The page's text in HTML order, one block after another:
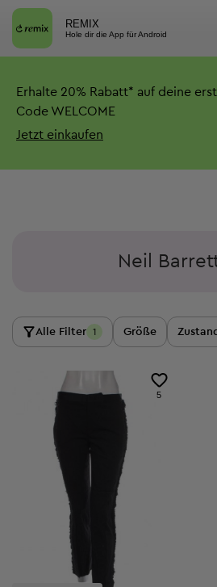
REMIX
Hole dir die App für Android
Erhalte 20% Rabatt* auf deine
Code WELCOME
Jetzt einkaufen
Neil
Alle Filter 1 Größe
5